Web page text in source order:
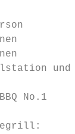
Person
und
No.1